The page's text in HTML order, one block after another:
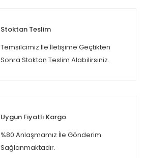
Stoktan Teslim
Temsilcimiz İle İletişime Geçtikten
Sonra Stoktan Teslim Alabilirsiniz.
Uygun Fiyatlı Kargo
%80 Anlaşmamız İle Gönderim
Sağlanmaktadır.